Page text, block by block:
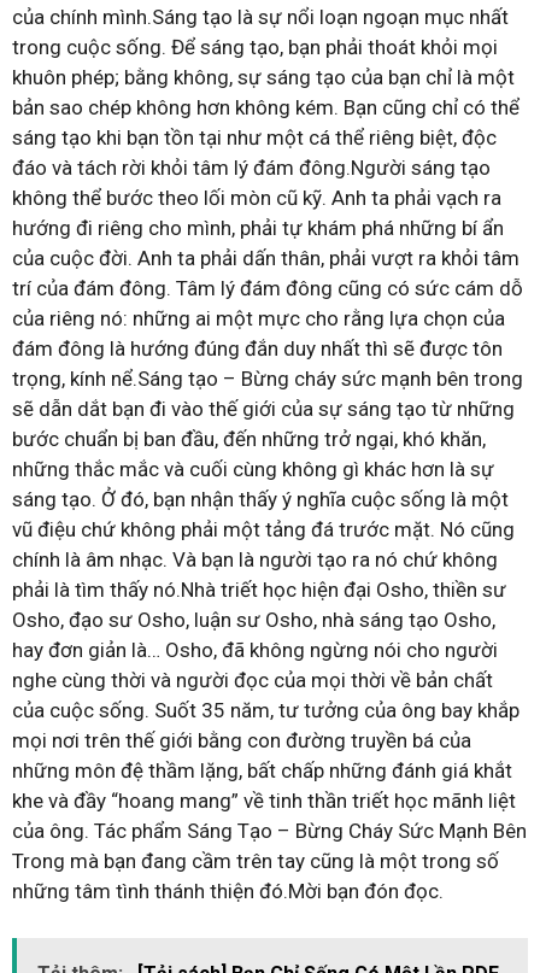
của chính mình.Sáng tạo là sự nổi loạn ngoạn mục nhất
trong cuộc sống. Để sáng tạo, bạn phải thoát khỏi mọi
khuôn phép; bằng không, sự sáng tạo của bạn chỉ là một
bản sao chép không hơn không kém. Bạn cũng chỉ có thể
sáng tạo khi bạn tồn tại như một cá thể riêng biệt, độc
đáo và tách rời khỏi tâm lý đám đông.Người sáng tạo
không thể bước theo lối mòn cũ kỹ. Anh ta phải vạch ra
hướng đi riêng cho mình, phải tự khám phá những bí ẩn
của cuộc đời. Anh ta phải dấn thân, phải vượt ra khỏi tâm
trí của đám đông. Tâm lý đám đông cũng có sức cám dỗ
của riêng nó: những ai một mực cho rằng lựa chọn của
đám đông là hướng đúng đắn duy nhất thì sẽ được tôn
trọng, kính nể.Sáng tạo – Bừng cháy sức mạnh bên trong
sẽ dẫn dắt bạn đi vào thế giới của sự sáng tạo từ những
bước chuẩn bị ban đầu, đến những trở ngại, khó khăn,
những thắc mắc và cuối cùng không gì khác hơn là sự
sáng tạo. Ở đó, bạn nhận thấy ý nghĩa cuộc sống là một
vũ điệu chứ không phải một tảng đá trước mặt. Nó cũng
chính là âm nhạc. Và bạn là người tạo ra nó chứ không
phải là tìm thấy nó.Nhà triết học hiện đại Osho, thiền sư
Osho, đạo sư Osho, luận sư Osho, nhà sáng tạo Osho,
hay đơn giản là… Osho, đã không ngừng nói cho người
nghe cùng thời và người đọc của mọi thời về bản chất
của cuộc sống. Suốt 35 năm, tư tưởng của ông bay khắp
mọi nơi trên thế giới bằng con đường truyền bá của
những môn đệ thầm lặng, bất chấp những đánh giá khắt
khe và đầy “hoang mang” về tinh thần triết học mãnh liệt
của ông. Tác phẩm Sáng Tạo – Bừng Cháy Sức Mạnh Bên
Trong mà bạn đang cầm trên tay cũng là một trong số
những tâm tình thánh thiện đó.Mời bạn đón đọc.